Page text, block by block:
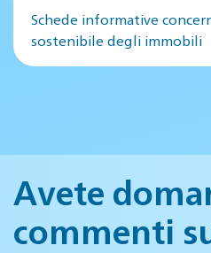
Schede informative
sostenibile degli immobili
Avete
commenti